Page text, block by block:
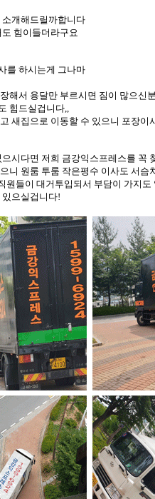
개해드릴까합니다
힘이들더라구요
를 하시는게 그나마
해서 용달만 부르시면 짐이 많으신
힘드실겁니다,,
새집으로 이동할 수 있으니 포장이
시다면 저희 금강익스프레스를 꼭
니 원룸 투룸 작은평수 이사도 서슴
원들이 대거투입되서 부담이 가지도
으실겁니다!